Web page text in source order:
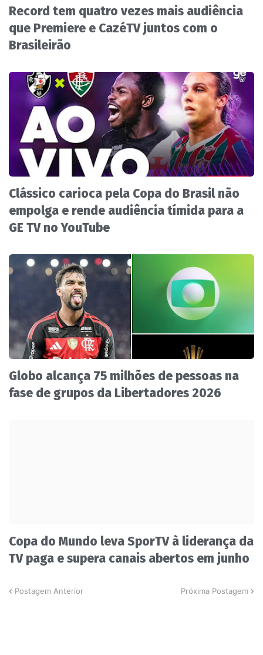
Record tem quatro vezes mais audiência
que Premiere e CazéTV juntos com o
Brasileirão
Clássico carioca pela Copa do Brasil não
empolga e rende audiência tímida para a
GE TV no YouTube
Globo alcança 75 milhões de pessoas na
fase de grupos da Libertadores 2026
Copa do Mundo leva SporTV à liderança da
TV paga e supera canais abertos em junho
Postagem Anterior Próxima Postagem